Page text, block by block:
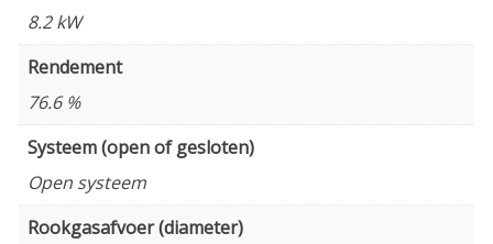
8.2 kW
Rendement
76.6 %
Systeem (open of gesloten)
Open systeem
Rookgasafvoer (diameter)